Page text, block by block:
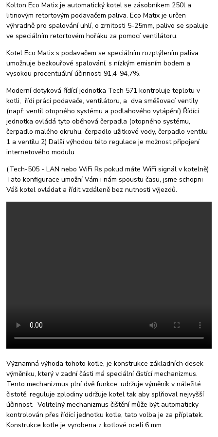
Kolton Eco Matix je automatický kotel se zásobníkem 250l a
litinovým retortovým podavačem paliva. Eco Matix je určen
výhradně pro spalování uhlí, o zrnitosti 5-25mm, palivo se spaluje
ve speciálním retortovém hořáku za pomocí ventilátoru.
Kotel Eco Matix s podavačem se speciálním rozptýlením paliva
umožnuje bezkouřové spalování, s nízkým emisním bodem a
vysokou procentuální účinnosti 91,4-94,7%.
Moderní dotyková řídící jednotka Tech 571 kontroluje teplotu v
kotli, řídí práci podavače, ventilátoru, a dva směšovací ventily
(např: ventil otopného systému a podlahového vytápění) Řídící
jednotka ovládá tyto oběhová čerpadla (otopného systému,
čerpadlo malého okruhu, čerpadlo užitkové vody, čerpadlo ventilu
1 a ventilu 2) Další výhodou této regulace je možnost připojení
internetového modulu
(Tech-505 - LAN nebo WiFi Rs pokud máte WiFi signál v kotelně)
Tato konfigurace umožní Vám i nám spoustu času, jsme schopni
Váš kotel ovládat a řídit vzdáleně bez nutnosti výjezdů.
Významná výhoda tohoto kotle, je konstrukce základních desek
výměníku, který v zadní části má speciální čistící mechanizmus.
Tento mechanizmus plní dvě funkce: udržuje výměník v náležité
čistotě, reguluje zplodiny udržuje kotel tak aby splňoval nejvyšší
účinnost. Volitelný mechanizmus čištění může být automaticky
kontrolován přes řídící jednotku kotle, tato volba je za příplatek.
Konstrukce kotle je vyrobena z kotlové oceli 6 mm.